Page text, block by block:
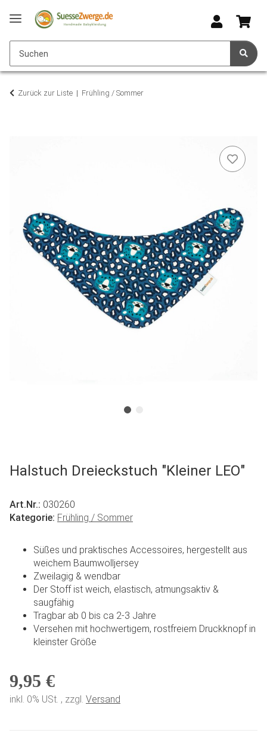
Zurück zur Liste Frühling / Sommer
Halstuch Dreieckstuch "Kleiner LEO"
Art.Nr.: 030260
Kategorie: Frühling / Sommer
Süßes und praktisches Accessoires, hergestellt aus
weichem Baumwolljersey
Zweilagig & wendbar
Der Stoff ist weich, elastisch, atmungsaktiv &
saugfähig
Tragbar ab 0 bis ca 2-3 Jahre
Versehen mit hochwertigem, rostfreiem Druckknopf in
kleinster Größe
9,95 €
inkl. 0% USt. , zzgl. Versand